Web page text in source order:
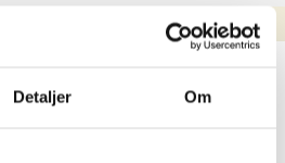
Detaljer Om